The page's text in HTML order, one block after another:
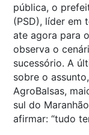
pública, o
(PSD), líder em
ate agora para
observa o
sucessório. A
sobre o
AgroBalsas,
sul do
afirmar: “tudo